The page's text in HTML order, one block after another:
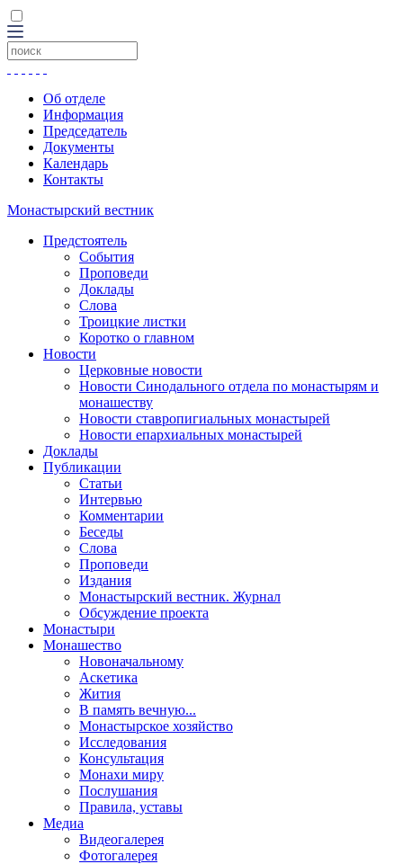
Об отделе
Информация
Председатель
Документы
Календарь
Контакты
Монастырский вестник
Предстоятель
События
Проповеди
Доклады
Слова
Троицкие листки
Коротко о главном
Новости
Церковные новости
Новости Синодального отдела по монастырям и
монашеству
Новости ставропигиальных монастырей
Новости епархиальных монастырей
Доклады
Публикации
Статьи
Интервью
Комментарии
Беседы
Слова
Проповеди
Издания
Монастырский вестник. Журнал
Обсуждение проекта
Монастыри
Монашество
Новоначальному
Аскетика
Жития
В память вечную...
Монастырское хозяйство
Исследования
Консультация
Монахи миру
Послушания
Правила, уставы
Медиа
Видеогалерея
Фотогалерея